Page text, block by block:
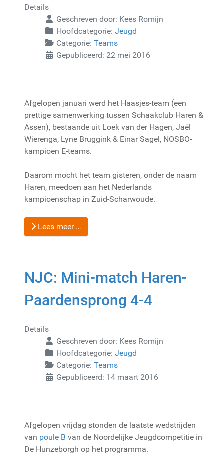
Details
Geschreven door: Kees Romijn
Hoofdcategorie: Jeugd
Categorie: Teams
Gepubliceerd: 22 mei 2016
Afgelopen januari werd het Haasjes-team (een
prettige samenwerking tussen Schaakclub Haren &
Assen), bestaande uit Loek van der Hagen, Jaël
Wierenga, Lyne Bruggink & Einar Sagel, NOSBO-
kampioen E-teams.
Daarom mocht het team gisteren, onder de naam
Haren, meedoen aan het Nederlands
kampioenschap in Zuid-Scharwoude.
Lees meer …
NJC: Mini-match Haren-
Paardensprong 4-4
Details
Geschreven door: Kees Romijn
Hoofdcategorie: Jeugd
Categorie: Teams
Gepubliceerd: 14 maart 2016
Afgelopen vrijdag stonden de laatste wedstrijden
van poule B van de Noordelijke Jeugdcompetitie in
De Hunzeborgh op het programma.